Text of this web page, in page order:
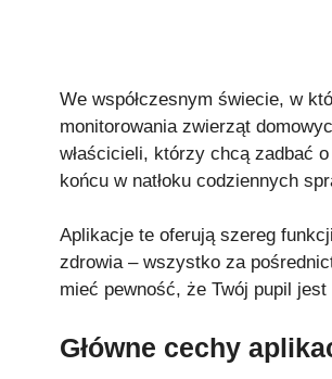
We współczesnym świecie, w
monitorowania zwierząt
właścicieli, którzy chcą zadbać
końcu w natłoku codziennych
Aplikacje te oferują szereg
zdrowia – wszystko za
mieć pewność, że Twój pupil
Główne cechy